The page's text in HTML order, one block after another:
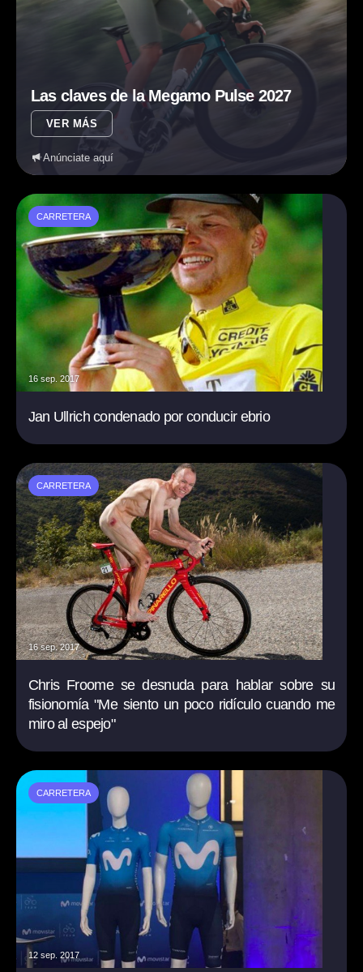
Las claves de la Megamo Pulse 2027
VER MÁS
Anúnciate aquí
CARRETERA
16 sep. 2017
Jan Ullrich condenado por conducir ebrio
CARRETERA
16 sep. 2017
Chris Froome se desnuda para hablar sobre su
fisionomía "Me siento un poco ridículo cuando me
miro al espejo"
CARRETERA
12 sep. 2017